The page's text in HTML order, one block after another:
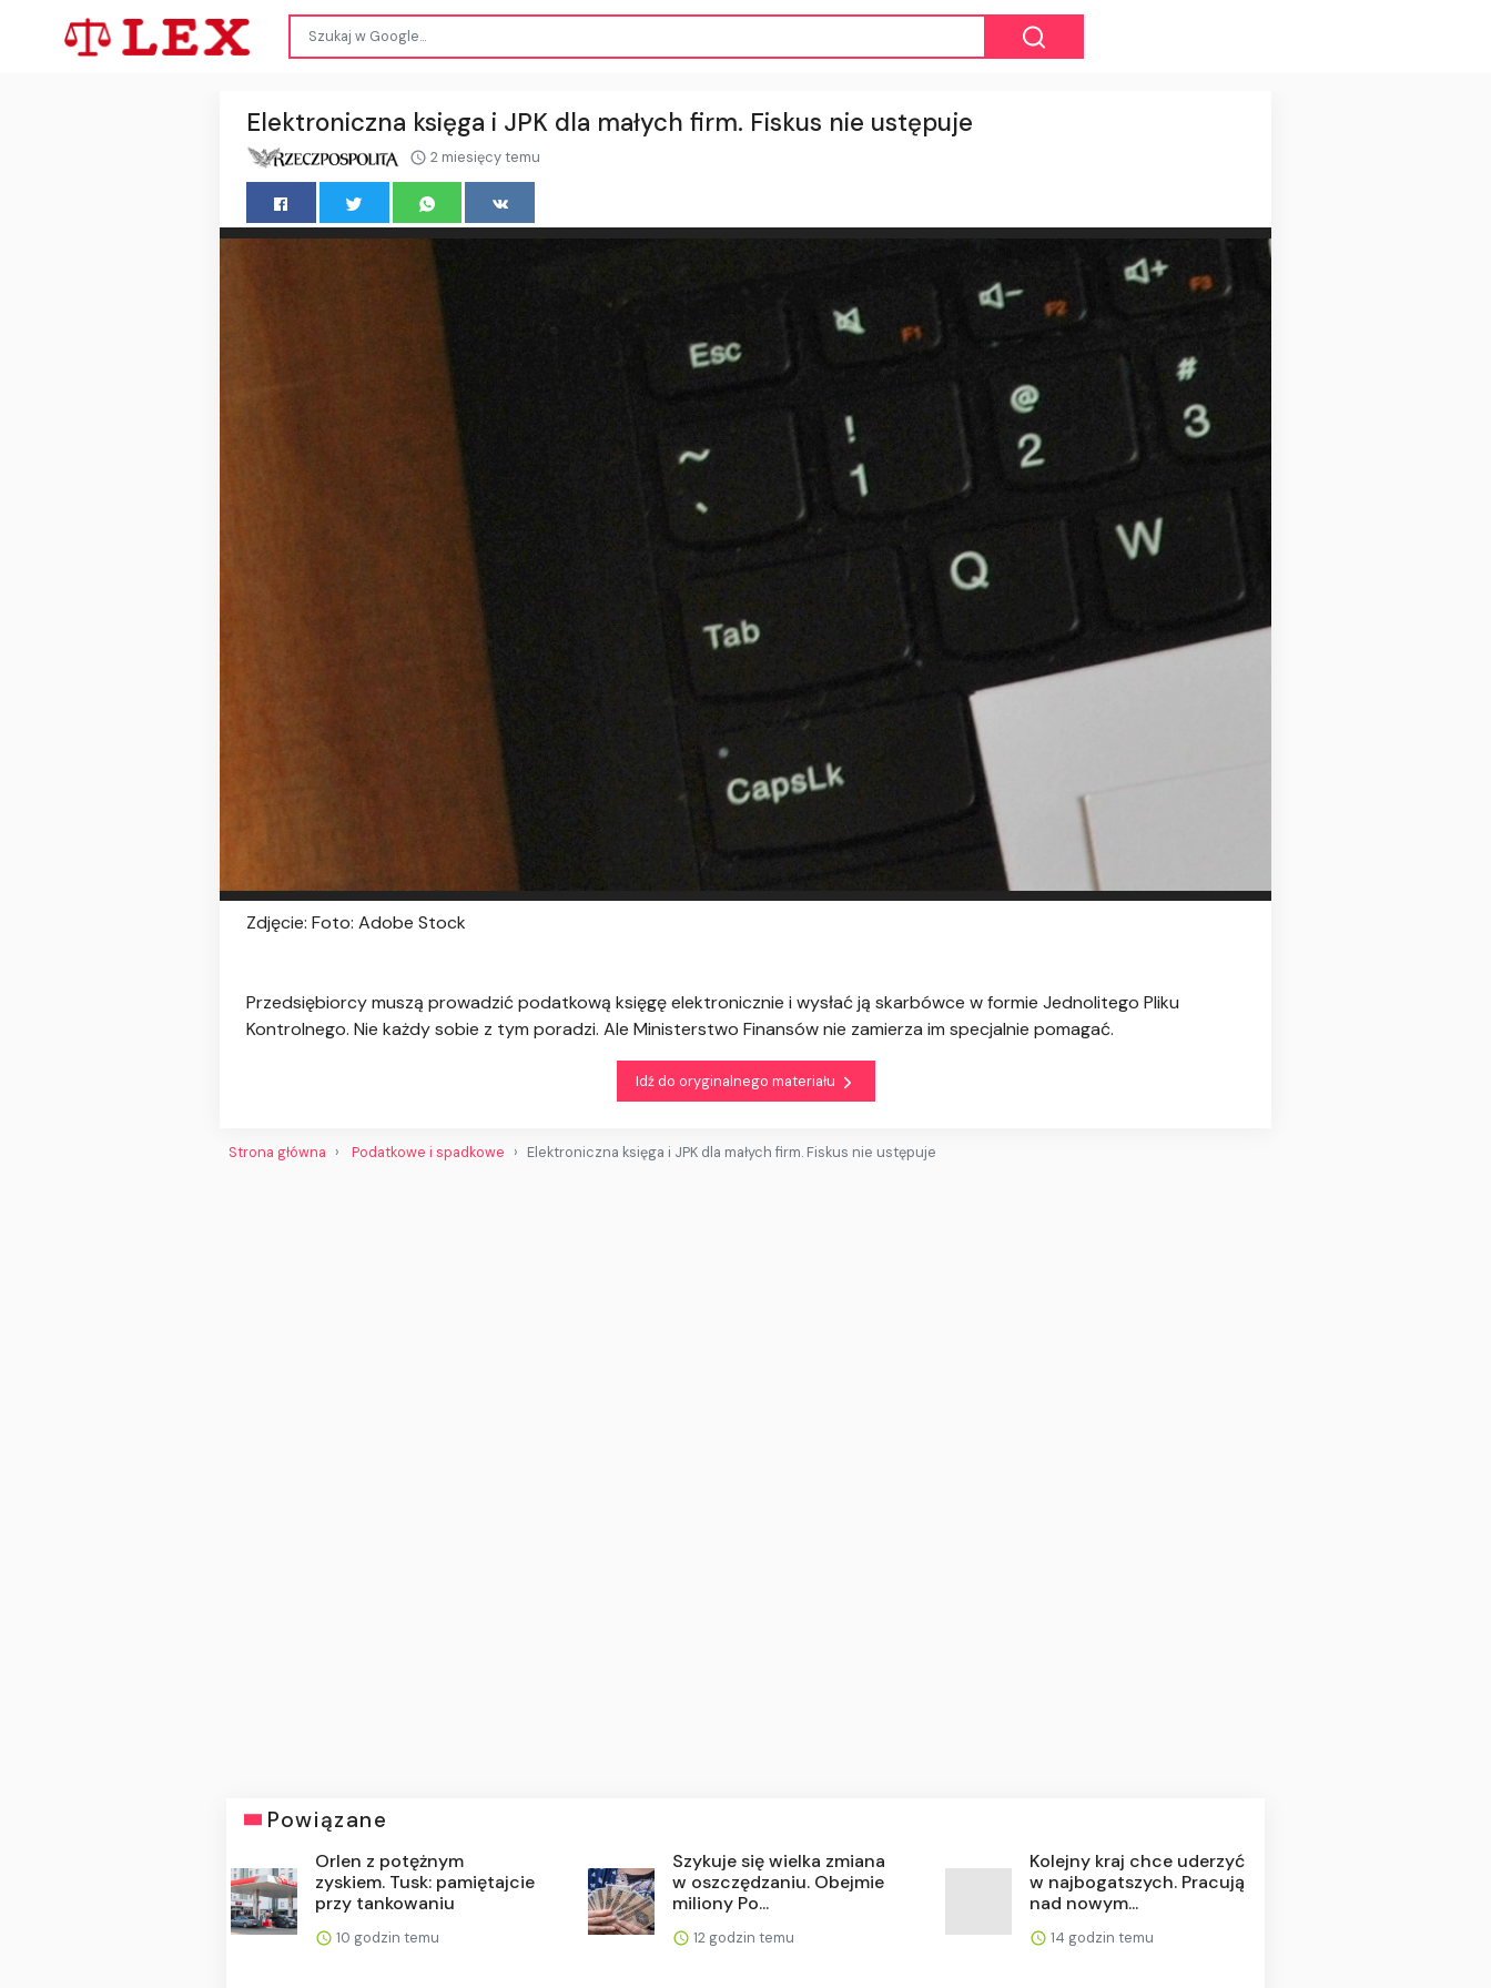
Elektroniczna księga i JPK dla małych firm. Fiskus nie ustępuje
2 miesięcy temu
Zdjęcie: Foto: Adobe Stock
Przedsiębiorcy muszą prowadzić podatkową księgę elektronicznie i wysłać ją skarbówce w formie Jednolitego Pliku
Kontrolnego. Nie każdy sobie z tym poradzi. Ale Ministerstwo Finansów nie zamierza im specjalnie pomagać.
Idź do oryginalnego materiału
Strona główna Podatkowe i spadkowe Elektroniczna księga i JPK dla małych firm. Fiskus nie ustępuje
Powiązane
Orlen z potężnym
zyskiem. Tusk: pamiętajcie
przy tankowaniu
10 godzin temu
Szykuje się wielka zmiana
w oszczędzaniu. Obejmie
miliony Po...
12 godzin temu
Kolejny kraj chce uderzyć
w najbogatszych. Pracują
nad nowym...
14 godzin temu